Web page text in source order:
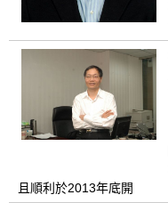
且順利於2013年底開